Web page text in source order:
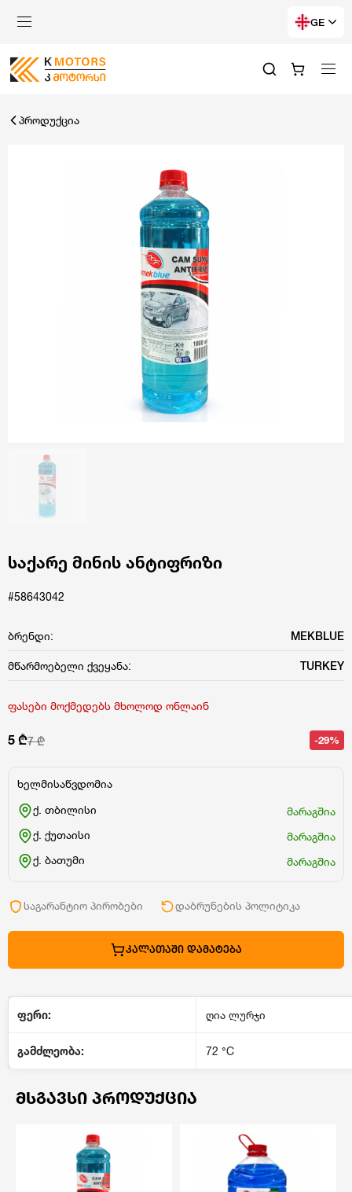
GE
პროდუქცია
საქარე მინის ანტიფრიზი
#58643042
ბრენდი: MEKBLUE
მწარმოებელი ქვეყანა: TURKEY
ფასები მოქმედებს მხოლოდ ონლაინ
5 ₾7 ₾ -29%
ხელმისაწვდომია
ქ. თბილისი
მარაგშია
ქ. ქუთაისი
მარაგშია
ქ. ბათუმი
მარაგშია
საგარანტიო პირობები დაბრუნების პოლიტიკა
ᲙᲐᲚᲐᲗᲐᲨᲘ ᲓᲐᲛᲐᲢᲔᲑᲐ
ფერი: ღია ლურჯი
გამძლეობა: 72 °C
ᲛᲡᲒᲐᲕᲡᲘ ᲞᲠᲝᲓᲣᲥᲪᲘᲐ